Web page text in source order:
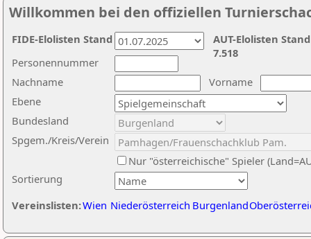
Willkommen bei den offiziellen
Nachname
Vorname
Ebene
Sortierung
Personennummer
Bundesland
Spgem./Kreis/Verein
Nur "österreichische" Spieler
Vereinslisten:Wien Niederösterreich Burgenland
AUT-Elolisten
7.518
FIDE-Elolisten Stand